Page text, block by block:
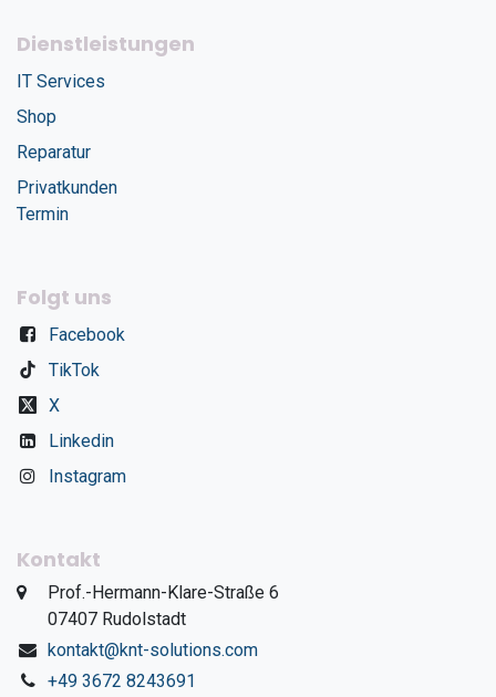
Dienstleistungen
IT Services
Shop
Reparatur
Privatkunden
Termin
Folgt uns
Facebook
TikTok
X
Linkedin
Instagram
Kontakt
​Prof.-Hermann-Klare-Straße 6
​07407 Rudolstadt
kontakt@knt-solutions.com
+49 3672 8243691